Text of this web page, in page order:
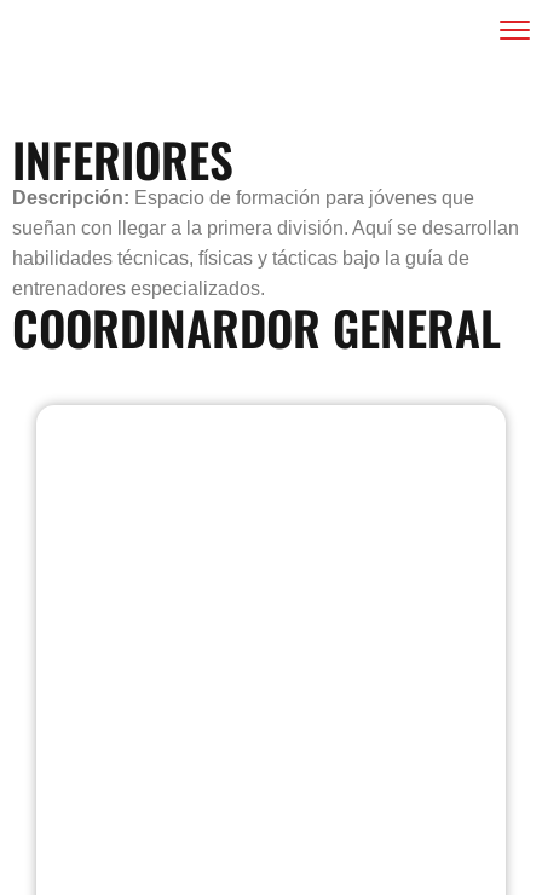
INFERIORES
Descripción: Espacio de formación para jóvenes que
sueñan con llegar a la primera división. Aquí se desarrollan
habilidades técnicas, físicas y tácticas bajo la guía de
entrenadores especializados.
COORDINARDOR GENERAL